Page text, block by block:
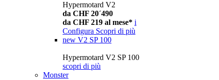
Hypermotard V2
da CHF 20´490
da CHF 219 al mese* i
Configura Scopri di più
new V2 SP 100
Hypermotard V2 SP 100
scopri di più
Monster